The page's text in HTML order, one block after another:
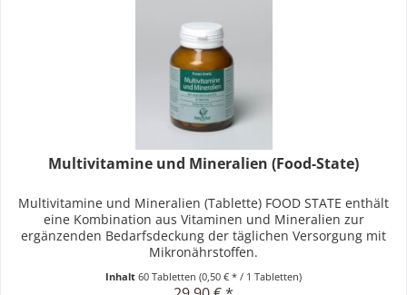
Multivitamine und Mineralien (Food-State)
Multivitamine und Mineralien (Tablette) FOOD STATE enthält
eine Kombination aus Vitaminen und Mineralien zur
ergänzenden Bedarfsdeckung der täglichen Versorgung mit
Mikronährstoffen.
Inhalt60 Tabletten(0,50 € * / 1 Tabletten)